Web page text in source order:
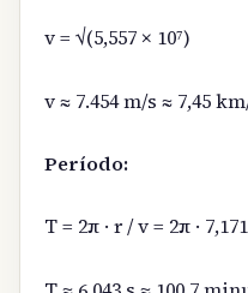
v = √(5,557 × 10⁷)
v ≈ 7.454 m/s ≈ 7,45
Período:
T = 2π · r / v = 2π ·